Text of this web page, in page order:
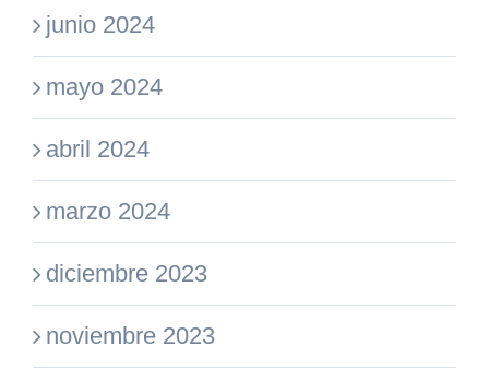
junio 2024
mayo 2024
abril 2024
marzo 2024
diciembre 2023
noviembre 2023